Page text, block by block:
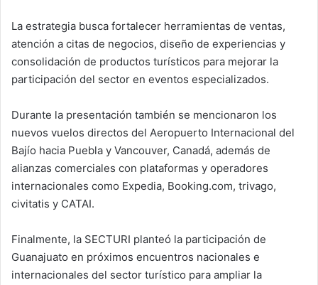
La estrategia busca fortalecer herramientas de ventas,
atención a citas de negocios, diseño de experiencias y
consolidación de productos turísticos para mejorar la
participación del sector en eventos especializados.
Durante la presentación también se mencionaron los
nuevos vuelos directos del Aeropuerto Internacional del
Bajío hacia Puebla y Vancouver, Canadá, además de
alianzas comerciales con plataformas y operadores
internacionales como Expedia, Booking.com, trivago,
civitatis y CATAI.
Finalmente, la SECTURI planteó la participación de
Guanajuato en próximos encuentros nacionales e
internacionales del sector turístico para ampliar la